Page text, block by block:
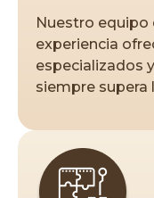
Nuestro equipo
experiencia
especializados
siempre supera